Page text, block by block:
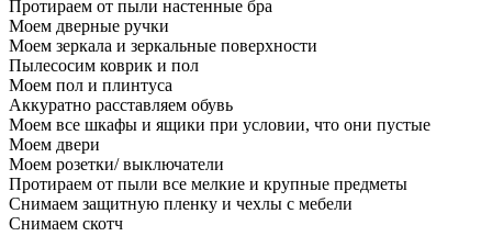
Протираем от пыли настенные бра
Моем дверные ручки
Моем зеркала и зеркальные поверхности
Пылесосим коврик и пол
Моем пол и плинтуса
Аккуратно расставляем обувь
Моем все шкафы и ящики при условии, что они пустые
Моем двери
Моем розетки/ выключатели
Протираем от пыли все мелкие и крупные предметы
Снимаем защитную пленку и чехлы с мебели
Снимаем скотч